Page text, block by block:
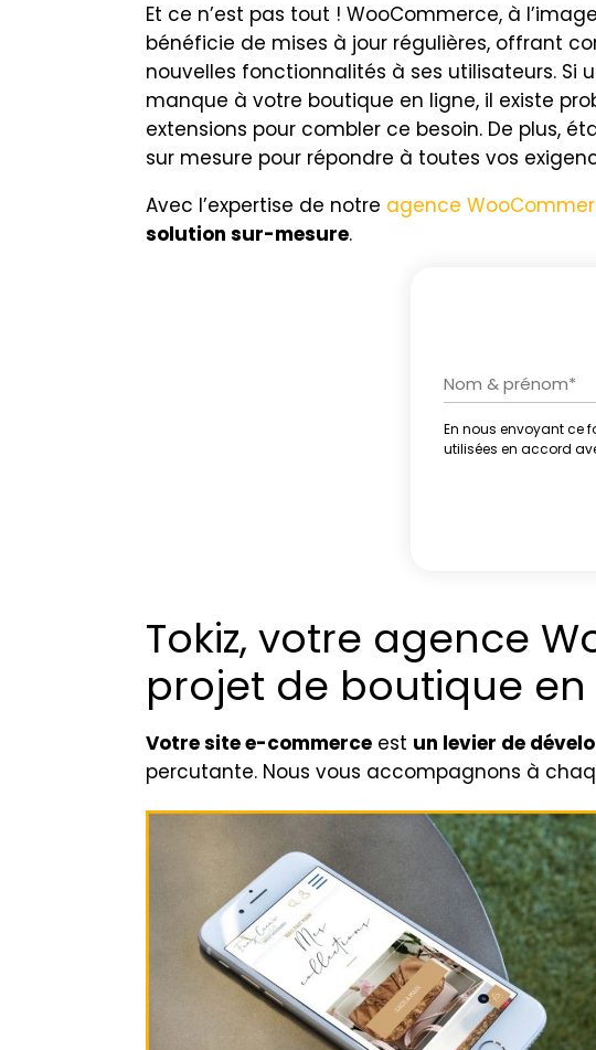
Et ce n’est pas tout ! WooCommerce, à
bénéficie de mises à jour régulières, offrant
nouvelles fonctionnalités à ses utilisateurs. Si
manque à votre boutique en ligne, il existe
extensions pour combler ce besoin. De plus,
sur mesure pour répondre à toutes vos
Avec l’expertise de notre agence
solution sur-mesure.
En nous envoyant ce
utilisées en accord
Alternative:
Tokiz, votre agence
projet de boutique
Votre site e-commerce est un levier de
percutante. Nous vous accompagnons à